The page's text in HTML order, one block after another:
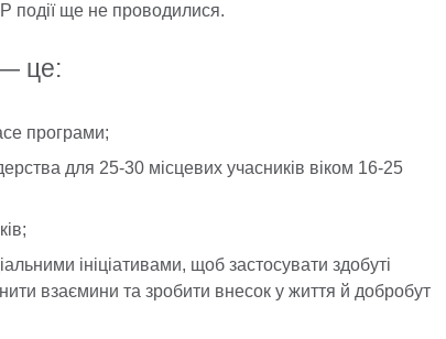
події ще не проводилися.
це:
програми;
для 25-30 місцевих учасників віком 16-25
ініціативами, щоб застосувати здобуті
взаємини та зробити внесок у життя й добробут